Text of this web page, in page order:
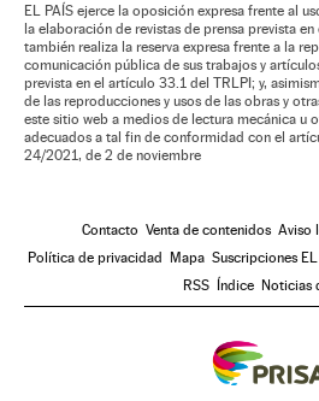
EL PAÍS ejerce la oposición expresa frente al
la elaboración de revistas de prensa prevista
también realiza la reserva expresa frente a la
comunicación pública de sus trabajos y
prevista en el artículo 33.1 del TRLPI; y,
de las reproducciones y usos de las obras y
este sitio web a medios de lectura mecánica u
adecuados a tal fin de conformidad con el
24/2021, de 2 de noviembre
Contacto Venta de contenidos Aviso
Política de privacidad
Mapa Suscripciones EL
RSS
Índice Noticias